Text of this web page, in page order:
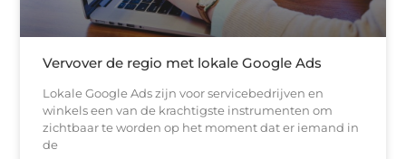
Vervover de regio met lokale Google Ads
Lokale Google Ads zijn voor servicebedrijven en
winkels een van de krachtigste instrumenten om
zichtbaar te worden op het moment dat er iemand in
de